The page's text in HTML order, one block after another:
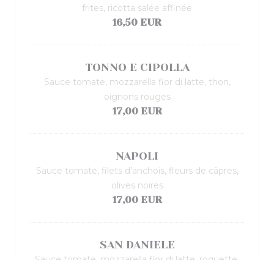
frites, ricotta salée affinée
16,50 EUR
TONNO E CIPOLLA
Sauce tomate, mozzarella fior di latte, thon,
oignons rouges
17,00 EUR
NAPOLI
Sauce tomate, filets d’anchois, fleurs de câpres,
olives noires
17,00 EUR
SAN DANIELE